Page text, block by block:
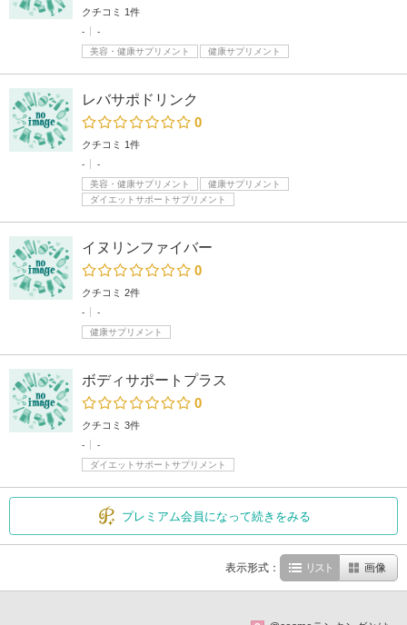
クチコミ 1件
-
-
美容・健康サプリメント
健康サプリメント
レバサポドリンク
0
クチコミ 1件
-
-
美容・健康サプリメント
健康サプリメント
ダイエットサポートサプリメント
イヌリンファイバー
0
クチコミ 2件
-
-
健康サプリメント
ボディサポートプラス
0
クチコミ 3件
-
-
ダイエットサポートサプリメント
プレミアム会員になって続きをみる
表示形式： リスト 画像